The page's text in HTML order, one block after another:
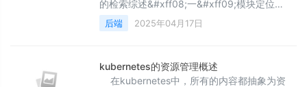
的检索综述&#xff08;一&#xff09;模块定位
&#xff1a;连接语言模型与知识世界的桥梁
&#xff08;二&#xff09;核心任务&#xff1a;四大关
征&#xff1a;性能、精度与可扩展性的三角权衡
&#xff08;四&#xff09;应用视角&#xff1a;从技术
后端 2025年04月17日
kubernetes的资源管理概述
在kubernetes中，所有的内容都抽象为资